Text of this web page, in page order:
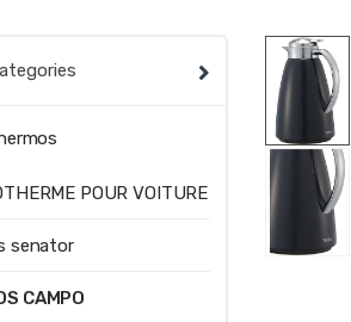
POUR VOITURE
senator
CAMPO